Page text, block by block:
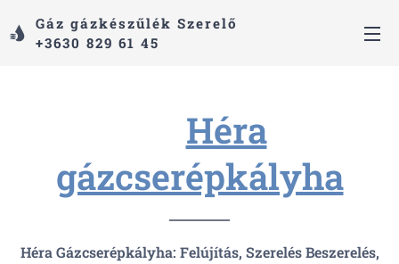
Gáz gázkészűlék Szerelő
+3630 829 61 45
Héra
gázcserépkályha
Héra Gázcserépkályha: Felújítás, Szerelés Beszerelés,